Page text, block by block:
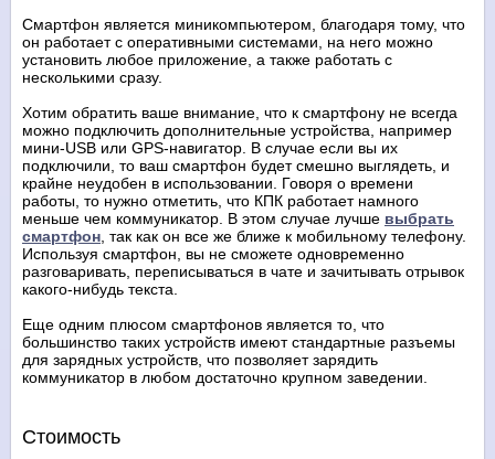
Смартфон является миникомпьютером, благодаря тому, что
он работает с оперативными системами, на него можно
установить любое приложение, а также работать с
несколькими сразу.
Хотим обратить ваше внимание, что к смартфону не всегда
можно подключить дополнительные устройства, например
мини-USB или GPS-навигатор. В случае если вы их
подключили, то ваш смартфон будет смешно выглядеть, и
крайне неудобен в использовании. Говоря о времени
работы, то нужно отметить, что КПК работает намного
меньше чем коммуникатор. В этом случае лучше выбрать
смартфон, так как он все же ближе к мобильному телефону.
Используя смартфон, вы не сможете одновременно
разговаривать, переписываться в чате и зачитывать отрывок
какого-нибудь текста.
Еще одним плюсом смартфонов является то, что
большинство таких устройств имеют стандартные разъемы
для зарядных устройств, что позволяет зарядить
коммуникатор в любом достаточно крупном заведении.
Стоимость